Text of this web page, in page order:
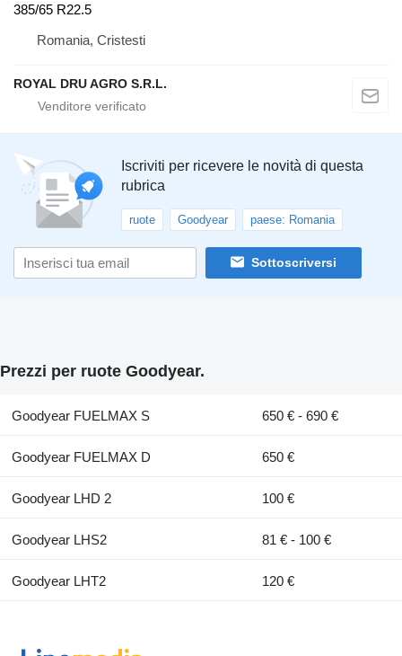
385/65 R22.5
Romania, Cristesti
ROYAL DRU AGRO S.R.L.
Iscriviti per ricevere le novità di questa
rubrica
ruote Goodyear paese: Romania
Sottoscriversi
Prezzi per ruote Goodyear.
Goodyear FUELMAX S 650 € - 690 €
Goodyear FUELMAX D 650 €
Goodyear LHD 2 100 €
Goodyear LHS2 81 € - 100 €
Goodyear LHT2 120 €